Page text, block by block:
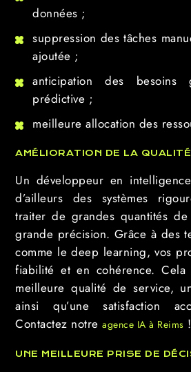
données ;
suppression des tâches
ajoutée ;
anticipation des besoins
prédictive ;
meilleure allocation des
AMÉLIORATION DE LA
Un développeur en
d’ailleurs des systèmes
traiter de grandes quantités
grande précision. Grâce à des
comme le deep learning, vos
fiabilité et en cohérence.
meilleure qualité de service,
ainsi qu’une satisfaction
Contactez notre agence IA à Reims !
UNE MEILLEURE PRISE DE